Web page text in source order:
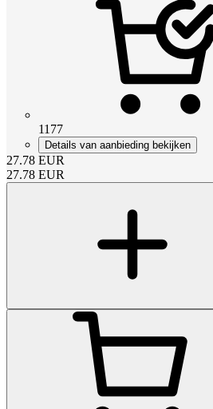
1177
Details van aanbieding bekijken
27.78 EUR
27.78 EUR